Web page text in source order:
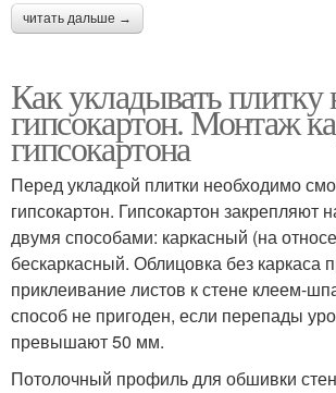
читать дальше →
Как укладывать плитку
гипсокартон. Монтаж
гипсокартона
Перед укладкой плитки необходимо
гипсокартон. Гипсокартон закрепляют
двумя способами: каркасный (на
бескаркасный. Облицовка без каркаса
приклеивание листов к стене клеем-
способ не пригоден, если перепады
превышают 50 мм.
Потолочный профиль для обшивки стен